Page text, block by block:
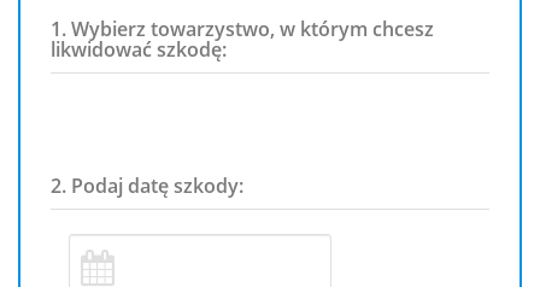
1. Wybierz towarzystwo, w którym chcesz
likwidować szkodę:
2. Podaj datę szkody: